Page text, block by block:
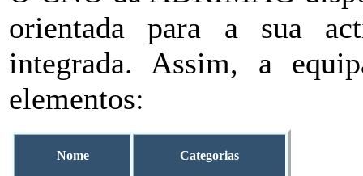
orientada para a sua
integrada. Assim, a
elementos:
Nome Categorias